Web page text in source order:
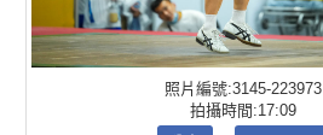
照片編號:3145-223973
拍攝時間:17:09